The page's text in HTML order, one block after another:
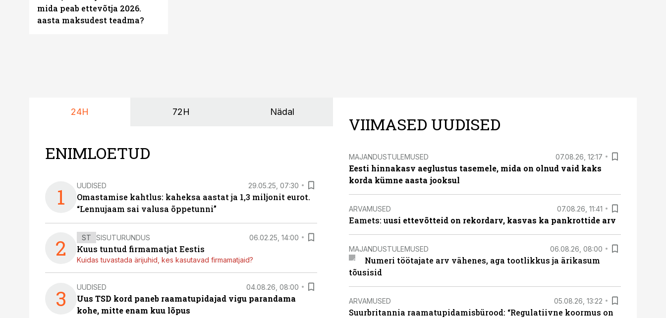
mida peab ettevõtja 2026.
aasta maksudest teadma?
24H 72H Nädal
ENIMLOETUD
1 UUDISED 29.05.25, 07:30
Omastamise kahtlus: kaheksa aastat ja 1,3 miljonit eurot.
“Lennujaam sai valusa õppetunni”
2 ST SISUTURUNDUS 06.02.25, 14:00
Kuus tuntud firmamatjat Eestis
Kuidas tuvastada ärijuhid, kes kasutavad firmamatjaid?
3 UUDISED 04.08.26, 08:00
Uus TSD kord paneb raamatupidajad vigu parandama
kohe, mitte enam kuu lõpus
VIIMASED UUDISED
MAJANDUSTULEMUSED 07.08.26, 12:17
Eesti hinnakasv aeglustus tasemele, mida on olnud vaid kaks
korda kümne aasta jooksul
ARVAMUSED 07.08.26, 11:41
Eamets: uusi ettevõtteid on rekordarv, kasvas ka pankrottide arv
MAJANDUSTULEMUSED 06.08.26, 08:00
Numeri töötajate arv vähenes, aga tootlikkus ja ärikasum
tõusisid
ARVAMUSED 05.08.26, 13:22
Suurbritannia raamatupidamisbürood: “Regulatiivne koormus on